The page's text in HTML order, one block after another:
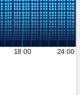
18:00 24:00